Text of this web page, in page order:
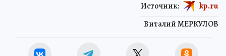
Виталий МЕРКУЛОВ
Источник: kp.ru